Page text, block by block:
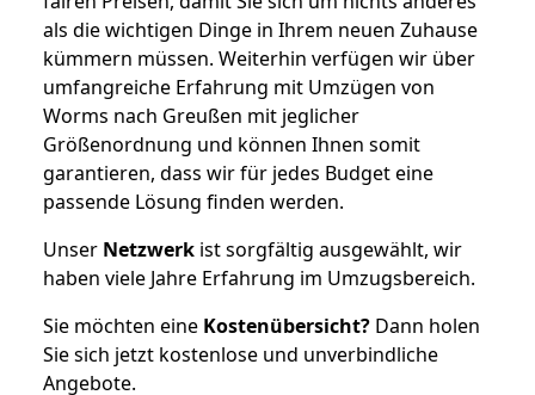
als die wichtigen Dinge in Ihrem neuen Zuhause
kümmern müssen. Weiterhin verfügen wir über
umfangreiche Erfahrung mit Umzügen von
Worms nach Greußen mit jeglicher
Größenordnung und können Ihnen somit
garantieren, dass wir für jedes Budget eine
passende Lösung finden werden.
Unser Netzwerk ist sorgfältig ausgewählt, wir
haben viele Jahre Erfahrung im Umzugsbereich.
Sie möchten eine Kostenübersicht? Dann holen
Sie sich jetzt kostenlose und unverbindliche
Angebote.